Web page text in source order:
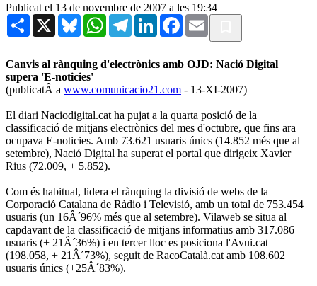
Publicat el 13 de novembre de 2007 a les 19:34
Share X BlueskyWhatsAppTelegramLinkedInFacebook
Email
Canvis al rànquing d'electrònics amb OJD: Nació Digital
supera 'E-noticies'
(publicatÂ a www.comunicacio21.com - 13-XI-2007)
El diari Naciodigital.cat ha pujat a la quarta posició de la
classificació de mitjans electrònics del mes d'octubre, que fins ara
ocupava E-noticies. Amb 73.621 usuaris únics (14.852 més que al
setembre), Nació Digital ha superat el portal que dirigeix Xavier
Rius (72.009, + 5.852).
Com és habitual, lidera el rànquing la divisió de webs de la
Corporació Catalana de Ràdio i Televisió, amb un total de 753.454
usuaris (un 16Â´96% més que al setembre). Vilaweb se situa al
capdavant de la classificació de mitjans informatius amb 317.086
usuaris (+ 21Â´36%) i en tercer lloc es posiciona l'Avui.cat
(198.058, + 21Â´73%), seguit de RacoCatalà.cat amb 108.602
usuaris únics (+25Â´83%).